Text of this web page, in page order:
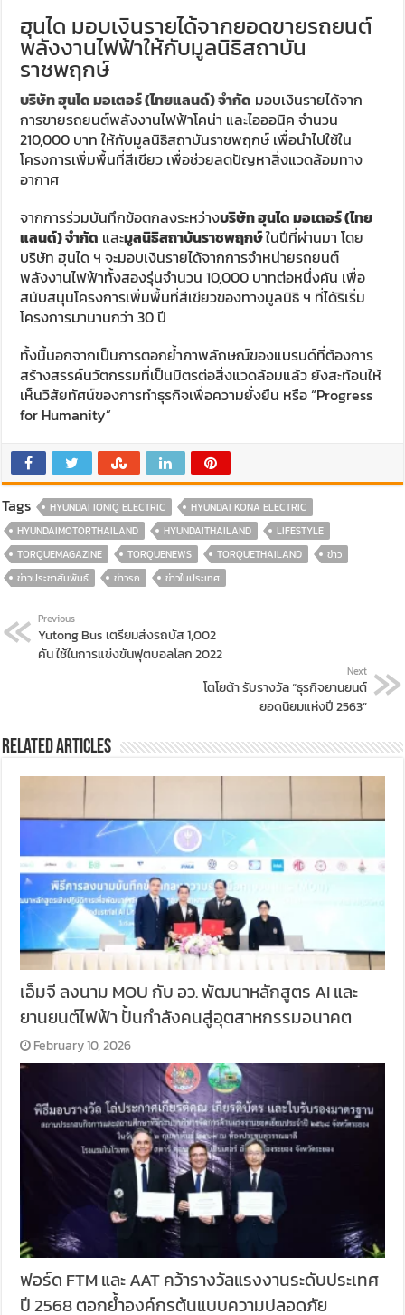
ฮุนได มอบเงินรายได้จากยอดขายรถยนต์
พลังงานไฟฟ้าให้กับมูลนิธิสถาบัน
ราชพฤกษ์
บริษัท ฮุนได มอเตอร์ (ไทยแลนด์) จำกัด มอบเงินรายได้จาก
การขายรถยนต์พลังงานไฟฟ้าโคน่า และไอออนิค จำนวน
210,000 บาท ให้กับมูลนิธิสถาบันราชพฤกษ์ เพื่อนำไปใช้ใน
โครงการเพิ่มพื้นที่สีเขียว เพื่อช่วยลดปัญหาสิ่งแวดล้อมทาง
อากาศ
จากการร่วมบันทึกข้อตกลงระหว่างบริษัท ฮุนได มอเตอร์ (ไทย
แลนด์) จำกัด และมูลนิธิสถาบันราชพฤกษ์ในปีที่ผ่านมา โดย
บริษัท ฮุนได ฯ จะมอบเงินรายได้จากการจำหน่ายรถยนต์
พลังงานไฟฟ้าทั้งสองรุ่นจำนวน 10,000 บาทต่อหนึ่งคัน เพื่อ
สนับสนุนโครงการเพิ่มพื้นที่สีเขียวของทางมูลนิธิ ฯ ที่ได้ริเริ่ม
โครงการมานานกว่า 30 ปี
ทั้งนี้นอกจากเป็นการตอกย้ำภาพลักษณ์ของแบรนด์ที่ต้องการ
สร้างสรรค์นวัตกรรมที่เป็นมิตรต่อสิ่งแวดล้อมแล้ว ยังสะท้อนให้
เห็นวิสัยทัศน์ของการทำธุรกิจเพื่อความยั่งยืน หรือ “Progress
for Humanity”
Tags HYUNDAI IONIQ ELECTRIC
HYUNDAI KONA ELECTRIC
HYUNDAIMOTORTHAILAND
HYUNDAITHAILAND
LIFESTYLE
TORQUEMAGAZINE
TORQUENEWS TORQUETHAILAND
ข่าว
ข่าวประชาสัมพันธ์
ข่าวรถ ข่าวในประเทศ
Previous
Yutong Bus เตรียมส่งรถบัส 1,002
คัน ใช้ในการแข่งขันฟุตบอลโลก 2022
Next
โตโยต้า รับรางวัล “ธุรกิจยานยนต์
ยอดนิยมแห่งปี 2563”
Related Articles
เอ็มจี ลงนาม MOU กับ อว. พัฒนาหลักสูตร AI และ
ยานยนต์ไฟฟ้า ปั้นกำลังคนสู่อุตสาหกรรมอนาคต
February 10, 2026
ฟอร์ด FTM และ AAT คว้ารางวัลแรงงานระดับประเทศ
ปี 2568 ตอกย้ำองค์กรต้นแบบความปลอดภัย